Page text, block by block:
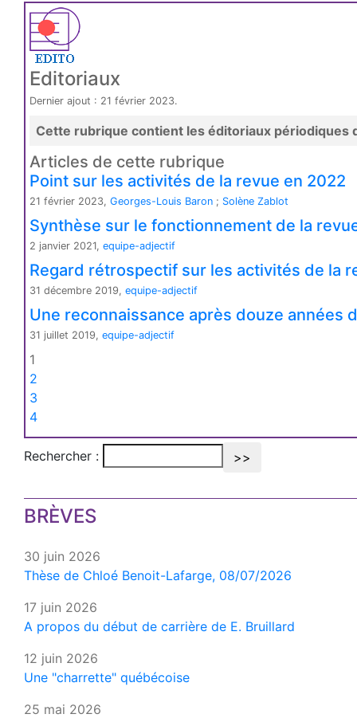
Editoriaux
Dernier ajout : 21 février 2023.
Cette rubrique contient les éditoriaux périodiques
Articles de cette rubrique
Point sur les activités de la revue en 2022
21 février 2023, Georges-Louis Baron ; Solène Zablot
Synthèse sur le fonctionnement de la
2 janvier 2021, equipe-adjectif
Regard rétrospectif sur les activités de la
31 décembre 2019, equipe-adjectif
Une reconnaissance après douze années
31 juillet 2019, equipe-adjectif
1
2
3
4
Rechercher :
BRÈVES
30 juin 2026
Thèse de Chloé Benoit-Lafarge, 08/07/2026
17 juin 2026
A propos du début de carrière de E. Bruillard
12 juin 2026
Une "charrette" québécoise
25 mai 2026